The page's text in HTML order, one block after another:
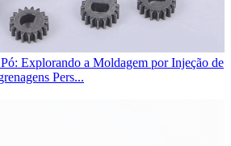
Explorando a Moldagem por Injeção de
Pers...